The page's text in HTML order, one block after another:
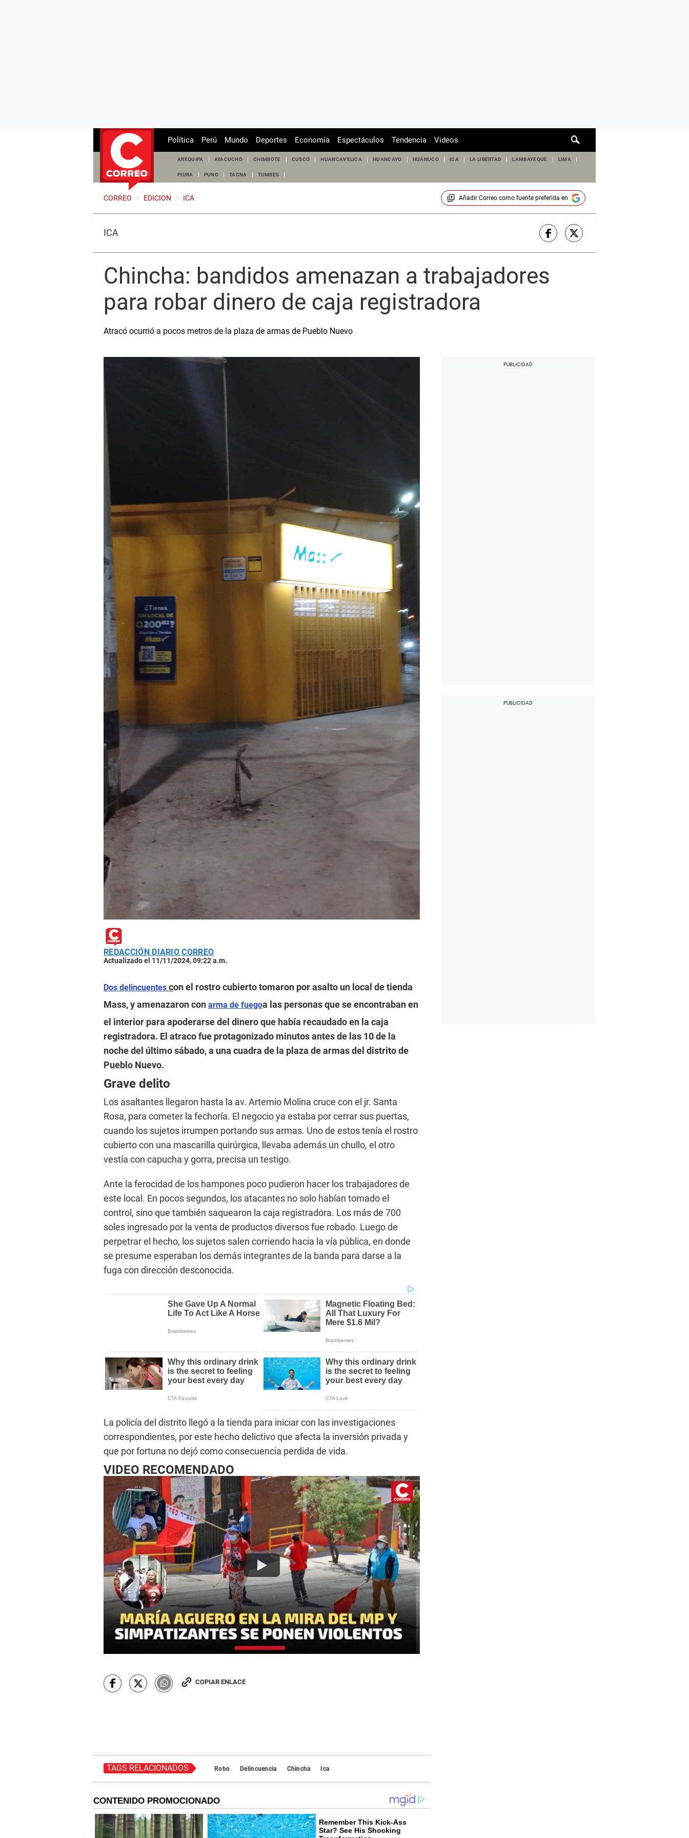
de
Política Perú Mundo Deportes Economía Espectáculos Tendencia Videos
AREQUIPA AYACUCHO CHIMBOTE CUSCO HUANCAVELICA HUANCAYO HUÁNUCO ICA LA LIBERTAD LAMBAYEQUE LIMA
PIURA PUNO TACNA TUMBES
CORREO > EDICION > ICA Añadir Correocomo fuente preferida en
ICA
Chincha: bandidos amenazan a trabajadores
para robar dinero de caja registradora
Atracó ocurrió a pocos metros de la plaza de armas de Pueblo Nuevo
REDACCIÓN DIARIO CORREO
Actualizado el 11/11/2024, 09:22 a.m.
Dos delincuentes con el rostro cubierto tomaron por asalto un local de tienda
Mass, y amenazaron con arma de fuegoa las personas que se encontraban en
el interior para apoderarse del dinero que había recaudado en la caja
registradora. El atraco fue protagonizado minutos antes de las 10 de la
noche del último sábado, a una cuadra de la plaza de armas del distrito de
Pueblo Nuevo.
Grave delito
Los asaltantes llegaron hasta la av. Artemio Molina cruce con el jr. Santa
Rosa, para cometer la fechoría. El negocio ya estaba por cerrar sus puertas,
cuando los sujetos irrumpen portando sus armas. Uno de estos tenía el rostro
cubierto con una mascarilla quirúrgica, llevaba además un chullo, el otro
vestía con capucha y gorra, precisa un testigo.
Ante la ferocidad de los hampones poco pudieron hacer los trabajadores de
este local. En pocos segundos, los atacantes no solo habían tomado el
control, sino que también saquearon la caja registradora. Los más de 700
soles ingresado por la venta de productos diversos fue robado. Luego de
perpetrar el hecho, los sujetos salen corriendo hacia la vía pública, en donde
se presume esperaban los demás integrantes de la banda para darse a la
fuga con dirección desconocida.
La policía del distrito llegó a la tienda para iniciar con las investigaciones
correspondientes, por este hecho delictivo que afecta la inversión privada y
que por fortuna no dejó como consecuencia perdida de vida.
VIDEO RECOMENDADO
COPIAR ENLACE
TAGS RELACIONADOS Robo Delincuencia Chincha Ica